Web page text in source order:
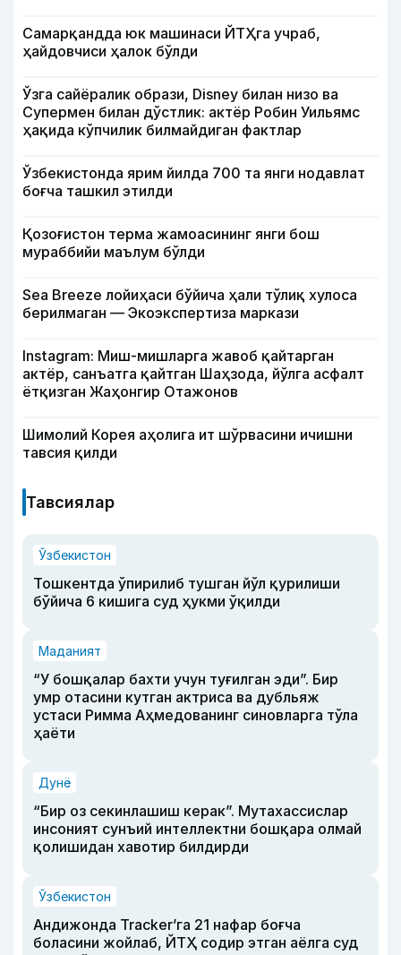
Самарқандда юк машинаси ЙТҲга учраб,
ҳайдовчиси ҳалок бўлди
Ўзга сайёралик образи, Disney билан низо ва
Супермен билан дўстлик: актёр Робин Уильямс
ҳақида кўпчилик билмайдиган фактлар
Ўзбекистонда ярим йилда 700 та янги нодавлат
боғча ташкил этилди
Қозоғистон терма жамоасининг янги бош
мураббийи маълум бўлди
Sea Breeze лойиҳаси бўйича ҳали тўлиқ хулоса
берилмаган — Экоэкспертиза маркази
Instagram: Миш-мишларга жавоб қайтарган
актёр, санъатга қайтган Шаҳзода, йўлга асфалт
ётқизган Жаҳонгир Отажонов
Шимолий Корея аҳолига ит шўрвасини ичишни
тавсия қилди
Тавсиялар
Ўзбекистон
Тошкентда ўпирилиб тушган йўл қурилиши
бўйича 6 кишига суд ҳукми ўқилди
Маданият
“У бошқалар бахти учун туғилган эди”. Бир
умр отасини кутган актриса ва дубльяж
устаси Римма Аҳмедованинг синовларга тўла
ҳаёти
Дунё
“Бир оз секинлашиш керак”. Мутахассислар
инсоният сунъий интеллектни бошқара олмай
қолишидан хавотир билдирди
Ўзбекистон
Андижонда Tracker’га 21 нафар боғча
боласини жойлаб, ЙТҲ содир этган аёлга суд